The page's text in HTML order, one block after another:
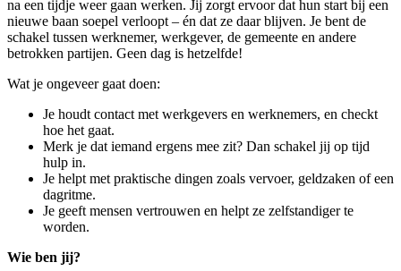
na een tijdje weer gaan werken. Jij zorgt ervoor dat hun start bij een
nieuwe baan soepel verloopt – én dat ze daar blijven. Je bent de
schakel tussen werknemer, werkgever, de gemeente en andere
betrokken partijen. Geen dag is hetzelfde!
Wat je ongeveer gaat doen:
Je houdt contact met werkgevers en werknemers, en checkt
hoe het gaat.
Merk je dat iemand ergens mee zit? Dan schakel jij op tijd
hulp in.
Je helpt met praktische dingen zoals vervoer, geldzaken of een
dagritme.
Je geeft mensen vertrouwen en helpt ze zelfstandiger te
worden.
Wie ben jij?